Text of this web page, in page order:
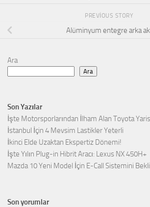
PREVIOUS STORY
Alüminyum entegre arka
Ara
Ara
Son Yazılar
İşte Motorsporlarından İlham Alan Toyota Yaris
İstanbul İçin 4 Mevsim Lastikler Yeterli
İkinci Elde Uzaktan Ekspertiz Dönemi!
İşte Yılın Plug-in Hibrit Aracı: Lexus NX 450H+
Mazda 10 Yeni Model İçin E-Call Sistemini
Son yorumlar